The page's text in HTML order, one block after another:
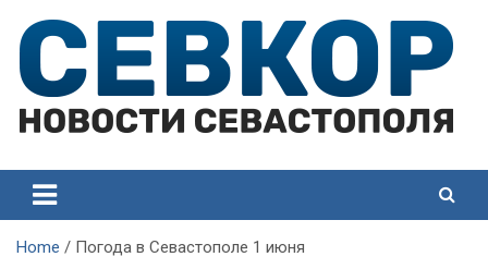
content
Севастополя
Севастополя
Home Погода в Севастополе 1 июня